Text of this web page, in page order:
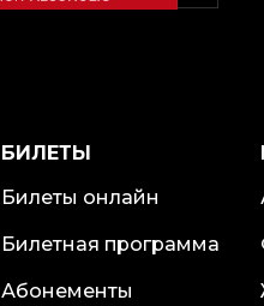
БИЛЕТЫ
Билеты онлайн
Билетная программа
Абонементы